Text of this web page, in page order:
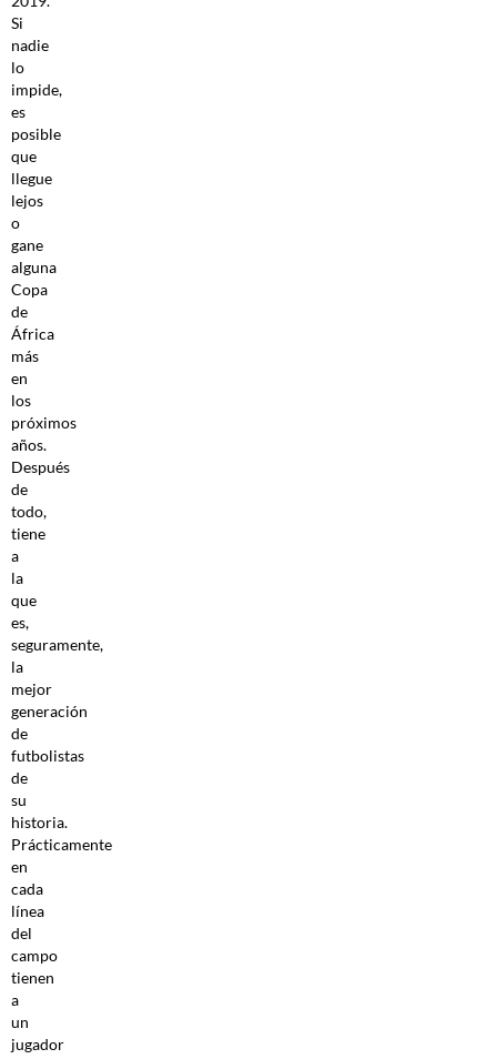
Si
nadie
lo
impide,
es
posible
que
llegue
lejos
o
gane
alguna
Copa
de
África
más
en
los
próximos
años.
Después
de
todo,
tiene
a
la
que
es,
seguramente,
la
mejor
generación
de
futbolistas
de
su
historia.
Prácticamente
en
cada
línea
del
campo
tienen
a
un
jugador